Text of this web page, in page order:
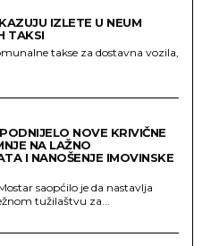
IZLETE U NEUM
TAKSI
takse za dostavna vozila,
NOVE KRIVIČNE
NA LAŽNO
I NANOŠENJE IMOVINSKE
saopćilo je da nastavlja
tužilaštvu za...